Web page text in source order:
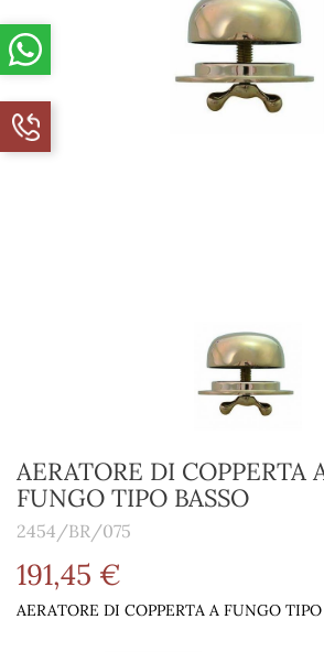
AERATORE DI COPPERTA
FUNGO TIPO BASSO
2454/BR/075
191,45 €
AERATORE DI COPPERTA A FUNGO TIPO